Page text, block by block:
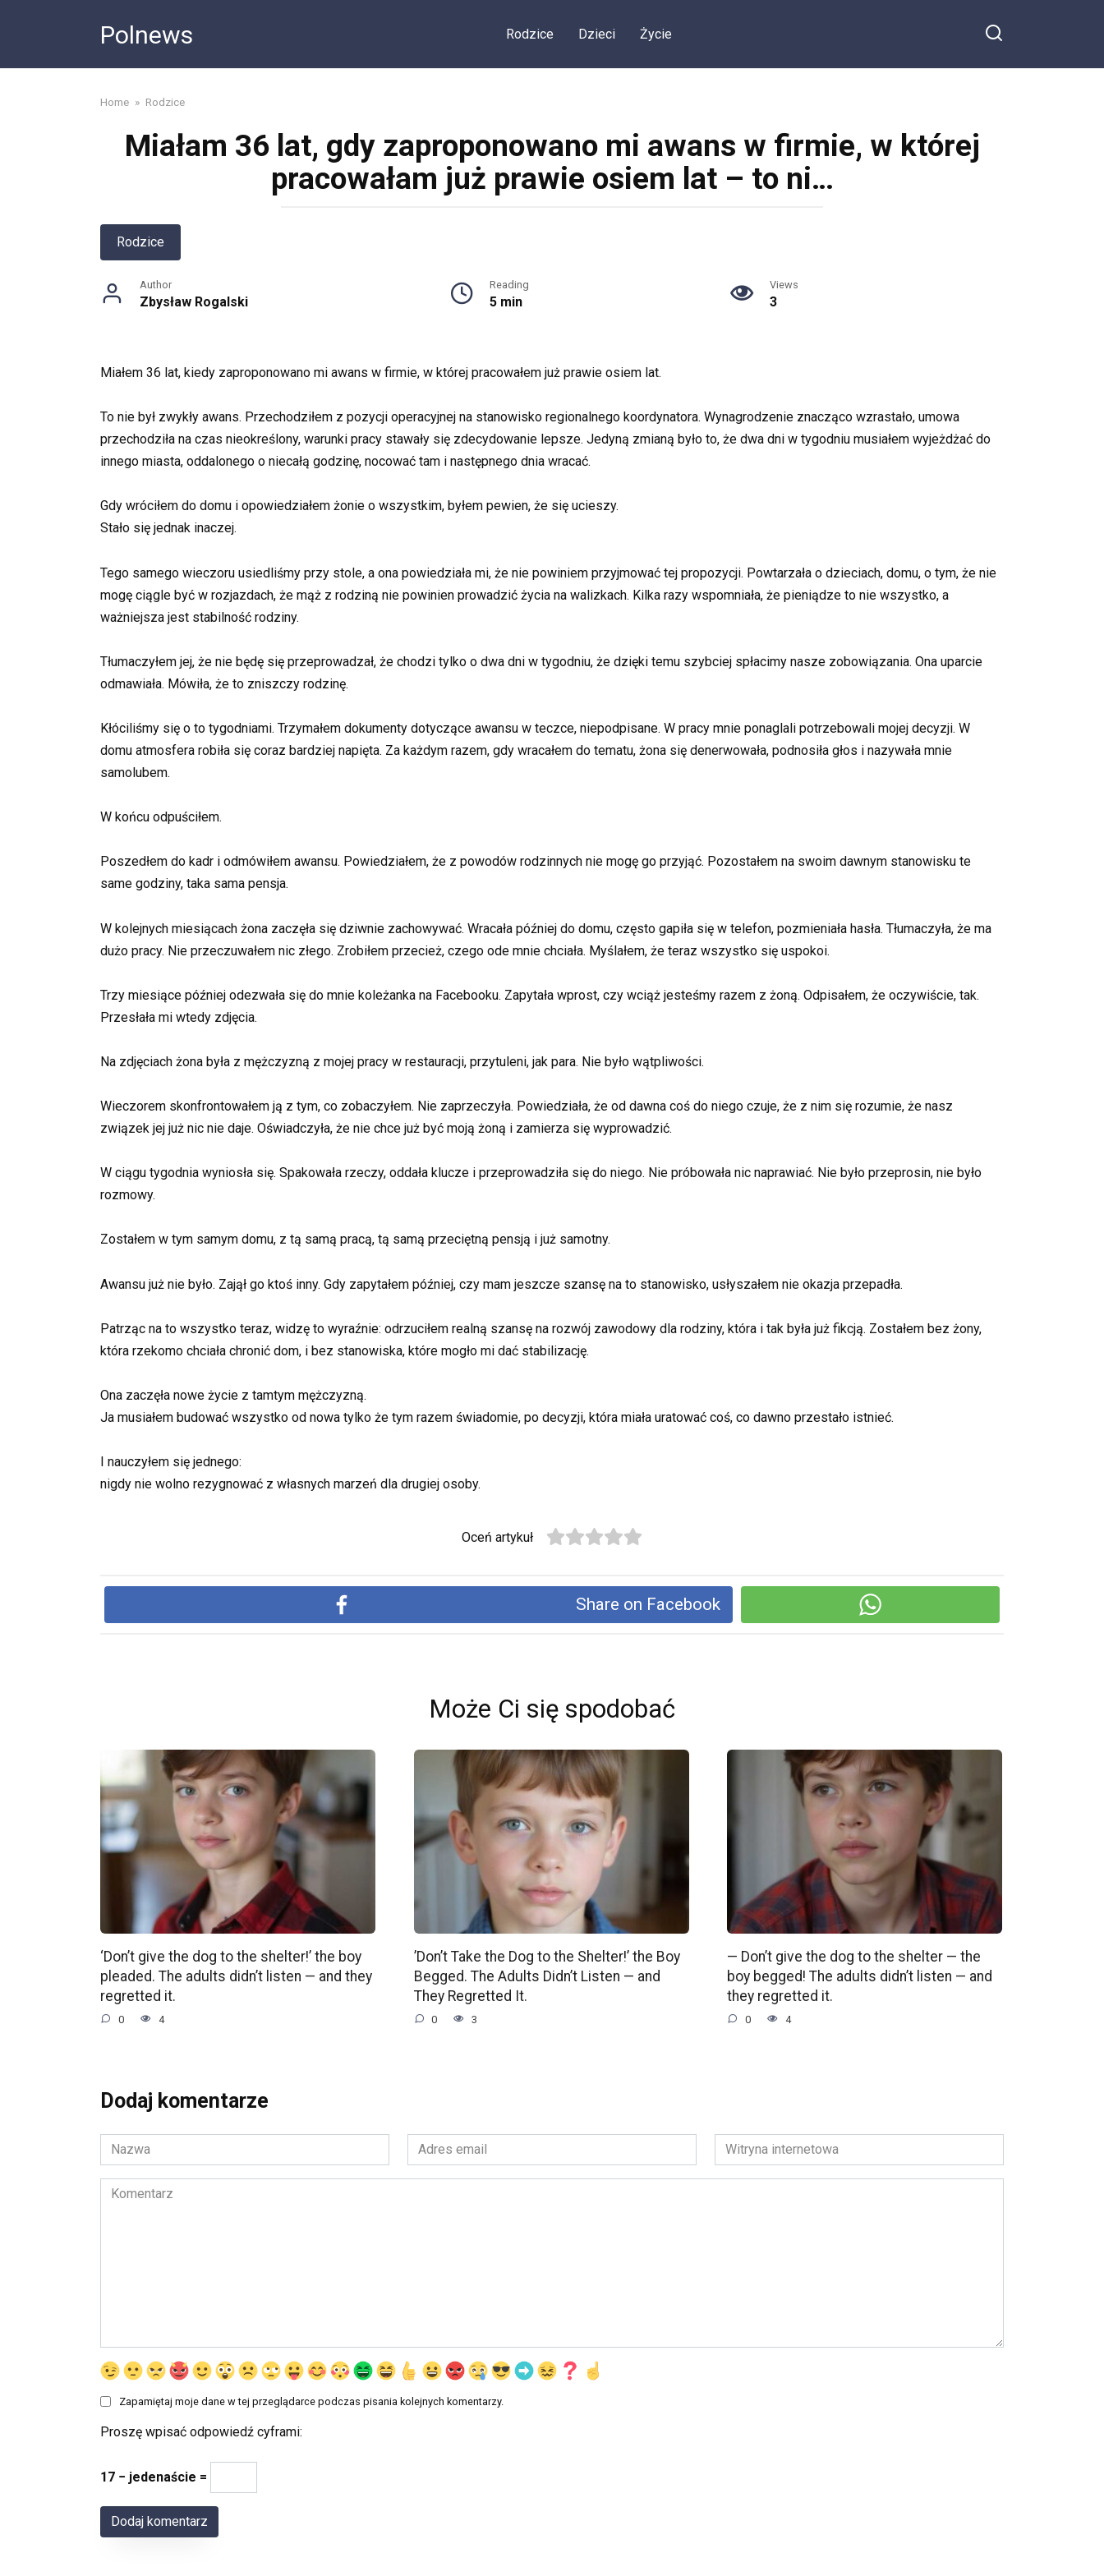
Polnews Rodzice Dzieci Życie
Home » Rodzice
Miałam 36 lat, gdy zaproponowano mi awans w firmie, w której
pracowałam już prawie osiem lat – to ni…
Rodzice
Author
Zbysław Rogalski
Reading
5 min
Views
3
Miałem 36 lat, kiedy zaproponowano mi awans w firmie, w której pracowałem już prawie osiem lat.
To nie był zwykły awans. Przechodziłem z pozycji operacyjnej na stanowisko regionalnego koordynatora. Wynagrodzenie znacząco wzrastało, umowa
przechodziła na czas nieokreślony, warunki pracy stawały się zdecydowanie lepsze. Jedyną zmianą było to, że dwa dni w tygodniu musiałem wyjeżdżać do
innego miasta, oddalonego o niecałą godzinę, nocować tam i następnego dnia wracać.
Gdy wróciłem do domu i opowiedziałem żonie o wszystkim, byłem pewien, że się ucieszy.
Stało się jednak inaczej.
Tego samego wieczoru usiedliśmy przy stole, a ona powiedziała mi, że nie powiniem przyjmować tej propozycji. Powtarzała o dzieciach, domu, o tym, że nie
mogę ciągle być w rozjazdach, że mąż z rodziną nie powinien prowadzić życia na walizkach. Kilka razy wspomniała, że pieniądze to nie wszystko, a
ważniejsza jest stabilność rodziny.
Tłumaczyłem jej, że nie będę się przeprowadzał, że chodzi tylko o dwa dni w tygodniu, że dzięki temu szybciej spłacimy nasze zobowiązania. Ona uparcie
odmawiała. Mówiła, że to zniszczy rodzinę.
Kłóciliśmy się o to tygodniami. Trzymałem dokumenty dotyczące awansu w teczce, niepodpisane. W pracy mnie ponaglali potrzebowali mojej decyzji. W
domu atmosfera robiła się coraz bardziej napięta. Za każdym razem, gdy wracałem do tematu, żona się denerwowała, podnosiła głos i nazywała mnie
samolubem.
W końcu odpuściłem.
Poszedłem do kadr i odmówiłem awansu. Powiedziałem, że z powodów rodzinnych nie mogę go przyjąć. Pozostałem na swoim dawnym stanowisku te
same godziny, taka sama pensja.
W kolejnych miesiącach żona zaczęła się dziwnie zachowywać. Wracała później do domu, często gapiła się w telefon, pozmieniała hasła. Tłumaczyła, że ma
dużo pracy. Nie przeczuwałem nic złego. Zrobiłem przecież, czego ode mnie chciała. Myślałem, że teraz wszystko się uspokoi.
Trzy miesiące później odezwała się do mnie koleżanka na Facebooku. Zapytała wprost, czy wciąż jesteśmy razem z żoną. Odpisałem, że oczywiście, tak.
Przesłała mi wtedy zdjęcia.
Na zdjęciach żona była z mężczyzną z mojej pracy w restauracji, przytuleni, jak para. Nie było wątpliwości.
Wieczorem skonfrontowałem ją z tym, co zobaczyłem. Nie zaprzeczyła. Powiedziała, że od dawna coś do niego czuje, że z nim się rozumie, że nasz
związek jej już nic nie daje. Oświadczyła, że nie chce już być moją żoną i zamierza się wyprowadzić.
W ciągu tygodnia wyniosła się. Spakowała rzeczy, oddała klucze i przeprowadziła się do niego. Nie próbowała nic naprawiać. Nie było przeprosin, nie było
rozmowy.
Zostałem w tym samym domu, z tą samą pracą, tą samą przeciętną pensją i już samotny.
Awansu już nie było. Zajął go ktoś inny. Gdy zapytałem później, czy mam jeszcze szansę na to stanowisko, usłyszałem nie okazja przepadła.
Patrząc na to wszystko teraz, widzę to wyraźnie: odrzuciłem realną szansę na rozwój zawodowy dla rodziny, która i tak była już fikcją. Zostałem bez żony,
która rzekomo chciała chronić dom, i bez stanowiska, które mogło mi dać stabilizację.
Ona zaczęła nowe życie z tamtym mężczyzną.
Ja musiałem budować wszystko od nowa tylko że tym razem świadomie, po decyzji, która miała uratować coś, co dawno przestało istnieć.
I nauczyłem się jednego:
nigdy nie wolno rezygnować z własnych marzeń dla drugiej osoby.
Oceń artykuł
Share on Facebook
Może Ci się spodobać
‘Don’t give the dog to the shelter!’ the boy
pleaded. The adults didn’t listen — and they
regretted it.
0 4
’Don’t Take the Dog to the Shelter!’ the Boy
Begged. The Adults Didn’t Listen — and
They Regretted It.
0 3
— Don’t give the dog to the shelter — the
boy begged! The adults didn’t listen — and
they regretted it.
0 4
Dodaj komentarze
Nazwa
*
Adres
email
*
Witryna
internetowa
Komentarz
Zapamiętaj moje dane w tej przeglądarce podczas pisania kolejnych komentarzy.
Proszę wpisać odpowiedź cyframi:
17 − jedenaście =